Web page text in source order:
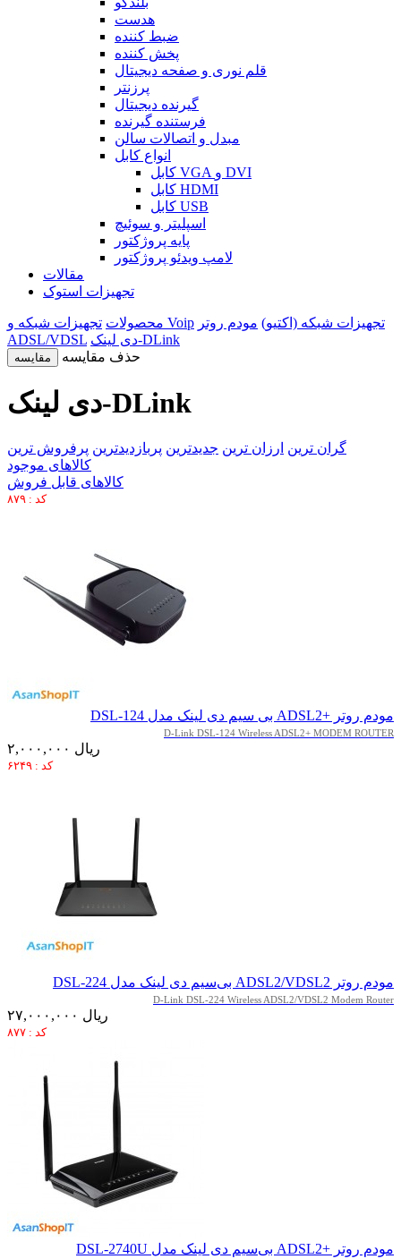
هدست
ضبط کننده
پخش کننده
قلم نوری و صفحه دیجیتال
پرزنتر
گیرنده دیجیتال
فرستنده گیرنده
مبدل و اتصالات سالن
انواع کابل
کابل VGA و DVI
کابل HDMI
کابل USB
اسپلیتر و سوئیچ
پایه پروژکتور
لامپ ویدئو پروژکتور
مقالات
تجهیزات استوک
محصولات تجهیزات شبکه و Voip تجهیزات شبکه (اکتیو) مودم روتر
ADSL/VDSL
دی لینک-DLink
مقایسه حذف مقایسه
دی لینک-DLink
گران ترین ارزان ترین جدیدترین پربازدیدترین پرفروش ترین
کالاهای موجود
کالاهای قابل فروش
کد : ۸۷۹
مودم روتر +ADSL2 بی سیم دی لینک مدل DSL-124
D-Link DSL-124 Wireless ADSL2+ MODEM ROUTER
۲,۰۰۰,۰۰۰ ریال
کد : ۶۲۴۹
مودم روتر ADSL2/VDSL2 بی‌سیم دی لینک مدل DSL-224
D-Link DSL-224 Wireless ADSL2/VDSL2 Modem Router
۲۷,۰۰۰,۰۰۰ ریال
کد : ۸۷۷
مودم روتر +ADSL2 بی‌سیم دی لینک مدل DSL-2740U